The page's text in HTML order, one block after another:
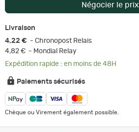
Négocier le prix
Livraison
4,22 € - Chronopost Relais
4,82 € - Mondial Relay
Expédition rapide : en moins de 48H
Paiements sécurisés
Chèque ou Virement également possible.